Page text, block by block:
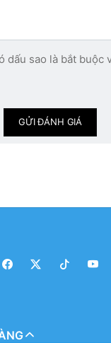
dấu sao là bắt buộc
GỬI ĐÁNH GIÁ